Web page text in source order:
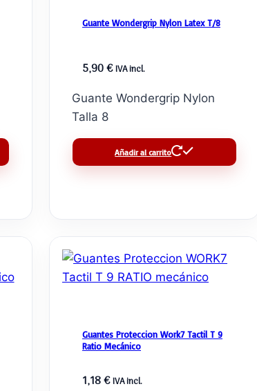
Guante Wondergrip Nylon Latex T/8
5,90€ IVA incl.
Guante Wondergrip Nylon
Talla 8
Añadir al carrito
Guantes Proteccion Work7 Tactil T 9
Ratio Mecánico
1,18€ IVA incl.